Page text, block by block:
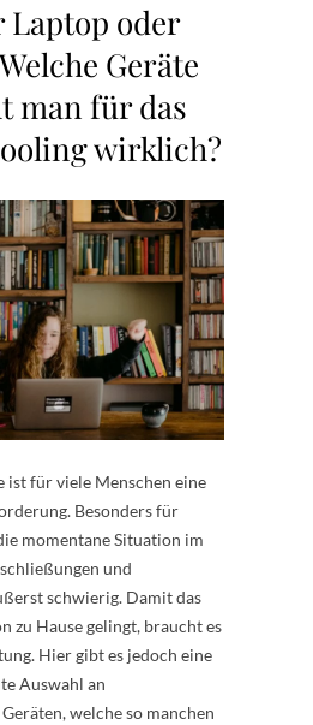
Laptop oder
Geräte
man für das
wirklich?
ist für viele Menschen eine
Besonders für
momentane Situation im
und
schwierig. Damit das
zu Hause gelingt, braucht es
Hier gibt es jedoch eine
Auswahl an
welche so manchen